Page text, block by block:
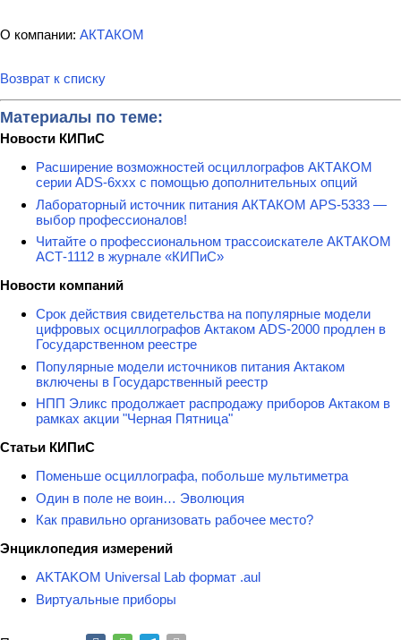
О компании: АКТАКОМ
Возврат к списку
Материалы по теме:
Новости КИПиС
Расширение возможностей осциллографов АКТАКОМ
серии ADS-6ххх с помощью дополнительных опций
Лабораторный источник питания АКТАКОМ APS-5333 —
выбор профессионалов!
Читайте о профессиональном трассоискателе АКТАКОМ
АСТ-1112 в журнале «КИПиС»
Новости компаний
Срок действия свидетельства на популярные модели
цифровых осциллографов Актаком ADS-2000 продлен в
Государственном реестре
Популярные модели источников питания Актаком
включены в Государственный реестр
НПП Эликс продолжает распродажу приборов Актаком в
рамках акции "Черная Пятница"
Статьи КИПиС
Поменьше осциллографа, побольше мультиметра
Один в поле не воин… Эволюция
Как правильно организовать рабочее место?
Энциклопедия измерений
AKTAKOM Universal Lab формат .aul
Виртуальные приборы